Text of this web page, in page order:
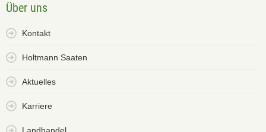
Über uns
Kontakt
Holtmann Saaten
Aktuelles
Karriere